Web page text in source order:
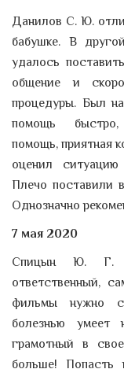
Данилов С. Ю.
бабушке. В
удалось
общение и
процедуры. Был
помощь быстро,
помощь, приятная
оценил
Плечо поставили
Однозначно
7 мая 2020
Спицын Ю. Г.
ответственный,
фильмы нужно
болезнью
грамотный в